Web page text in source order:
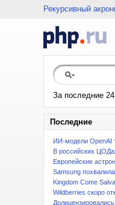
Рекурсивный
За последние
Последние
ИИ-модели OpenAI
В российских
Европейские
Samsung
Kingdom Come
Wildberries скоро